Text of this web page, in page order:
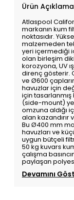
Ürün
Atlaspool
markanın kum
noktasıdır.
malzemeden
yeri içermediği
olan birleşim
korozyona, UV
direnç gösterir.
ve Ø600
havuzlar için
için
(side-mount)
omzuna aldığı
alan kazandırır
Bu Ø400 mm
havuzları ve
uygun bütçeli
50 kg kuvars
çalışma
paylaşan
Devamını